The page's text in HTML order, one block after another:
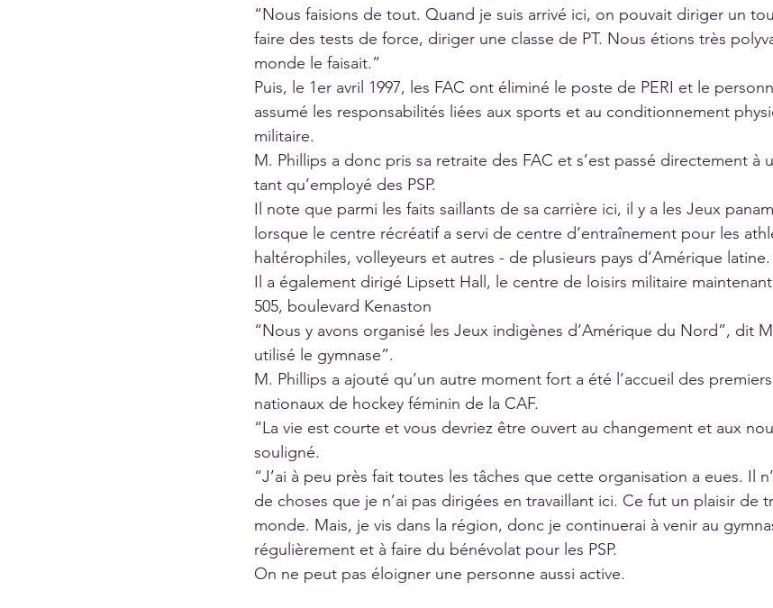
“Nous faisions de tout. Quand je suis arrivé ici, on pouvait diriger un
faire des tests de force, diriger une classe de PT. Nous étions très
monde le faisait.”
Puis, le 1er avril 1997, les FAC ont éliminé le poste de PERI et le
assumé les responsabilités liées aux sports et au conditionnement
militaire.
M. Phillips a donc pris sa retraite des FAC et s’est passé directement à
tant qu’employé des PSP.
Il note que parmi les faits saillants de sa carrière ici, il y a les Jeux
lorsque le centre récréatif a servi de centre d’entraînement pour les
haltérophiles, volleyeurs et autres - de plusieurs pays d’Amérique latine.
Il a également dirigé Lipsett Hall, le centre de loisirs militaire
505, boulevard Kenaston
“Nous y avons organisé les Jeux indigènes d’Amérique du Nord”, dit
utilisé le gymnase”.
M. Phillips a ajouté qu’un autre moment fort a été l’accueil des
nationaux de hockey féminin de la CAF.
“La vie est courte et vous devriez être ouvert au changement et aux
souligné.
“J’ai à peu près fait toutes les tâches que cette organisation a eues. Il
de choses que je n’ai pas dirigées en travaillant ici. Ce fut un plaisir de
monde. Mais, je vis dans la région, donc je continuerai à venir au
régulièrement et à faire du bénévolat pour les PSP.
On ne peut pas éloigner une personne aussi active.